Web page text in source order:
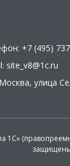
+7 (495)
site_v8@1c.ru
, улица
1С»